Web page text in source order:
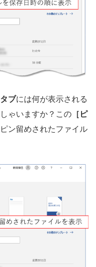
ブには何が表示される
ゃいますか？この ［ピ
ン留めされたファイル